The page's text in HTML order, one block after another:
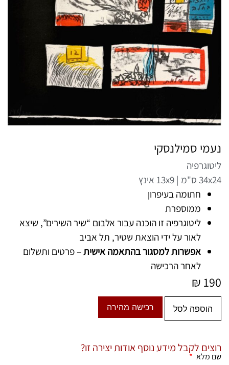
נעמי סמילנסקי
ליטוגרפיה
34x24 ס"מ | 13x9 אינץ
חתומה בעיפרון
ממוספרת
ליטוגרפיה זו הוכנה עבור אלבום “שיר השירים”, שיצא
לאור על ידי הוצאת שטיר, תל אביב
אפשרות למסגור בהתאמה אישית– פרטים ותשלום
לאחר הרכישה
₪ 190
הוספה לסל רכישה מהירה
רוצים לקבל מידע נוסף אודות יצירה זו?
שם מלא